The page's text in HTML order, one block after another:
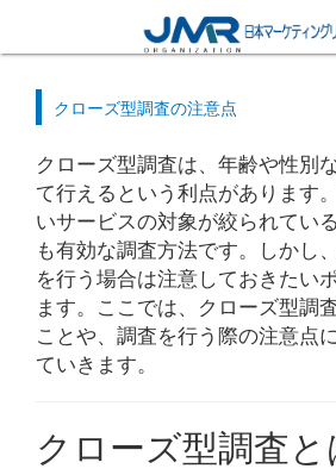
クローズ型調査の注意点
クローズ型調査は、年齢や性別
て行えるという利点があります
いサービスの対象が絞られてい
も有効な調査方法です。しかし
を行う場合は注意しておきたい
ます。ここでは、クローズ型調
ことや、調査を行う際の注意点
ていきます。
クローズ型調査と